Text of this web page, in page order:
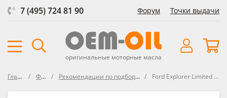
7 (495) 724 81 90 Форум Точки выдачи
оригинальные моторные масла
Главная Форум Рекомендации по подбору масла в FORD Ford Explorer Limited 5 Cyclone 3.5l